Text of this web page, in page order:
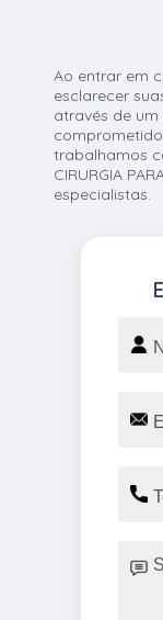
Ao entrar em
esclarecer
através de
trabalhamos
CIRURGIA
especialistas.